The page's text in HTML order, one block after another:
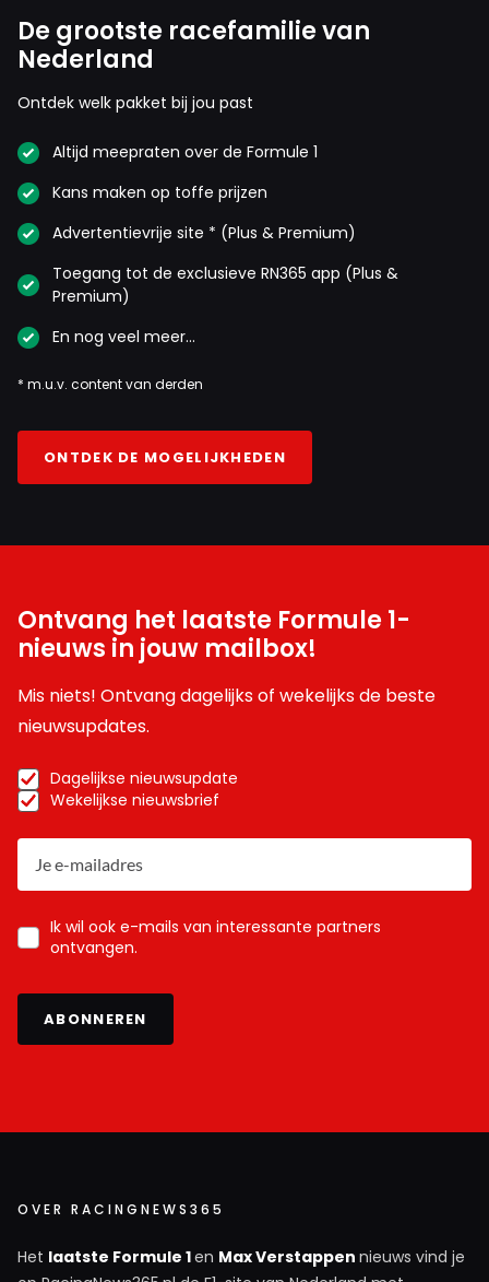
De grootste racefamilie van
Nederland
Ontdek welk pakket bij jou past
Altijd meepraten over de Formule 1
Kans maken op toffe prijzen
Advertentievrije site * (Plus & Premium)
Toegang tot de exclusieve RN365 app (Plus &
Premium)
En nog veel meer…
* m.u.v. content van derden
ONTDEK DE MOGELIJKHEDEN
Ontvang het laatste Formule 1-
nieuws in jouw mailbox!
Mis niets! Ontvang dagelijks of wekelijks de beste
nieuwsupdates.
Dagelijkse nieuwsupdate
Wekelijkse nieuwsbrief
Ik wil ook e-mails van interessante partners
ontvangen.
ABONNEREN
OVER RACINGNEWS365
Het laatste Formule 1en Max Verstappen nieuws vind je